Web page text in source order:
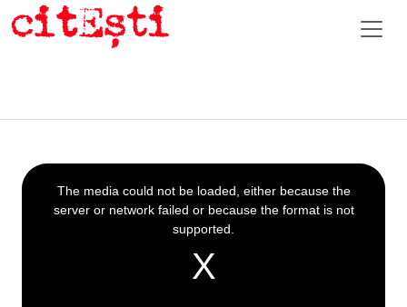
This
is
a
The media could not be loaded, either because the
server or network failed or because the format is not
supported.